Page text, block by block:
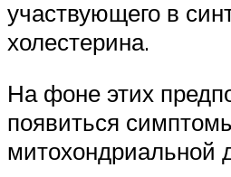
участвующего в
холестерина.
На фоне этих
появиться
митохондриальной